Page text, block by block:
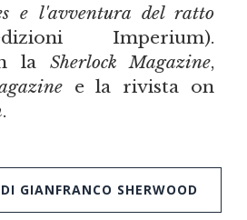
e l'avventura del ratto
Imperium).
la Sherlock Magazine,
e la rivista on
.
GIANFRANCO SHERWOOD